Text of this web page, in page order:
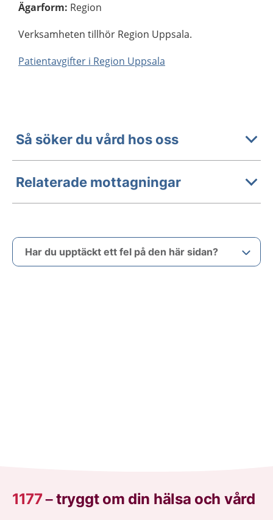
Ägarform: Region
Verksamheten tillhör Region Uppsala.
Patientavgifter i Region Uppsala
Så söker du vård hos oss
Relaterade mottagningar
Har du upptäckt ett fel på den här sidan?
1177–tryggt om din hälsa och vård